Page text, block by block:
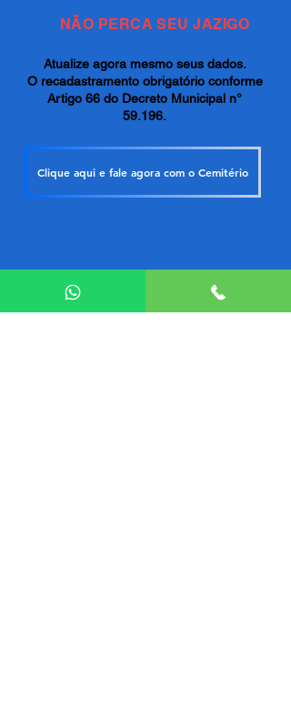
NÃO PERCA SEU JAZIGO
Atualize agora mesmo seus dados.
O recadastramento obrigatório conforme
Artigo 66 do Decreto Municipal n°
59.196.
Clique aqui e fale agora com o Cemitério